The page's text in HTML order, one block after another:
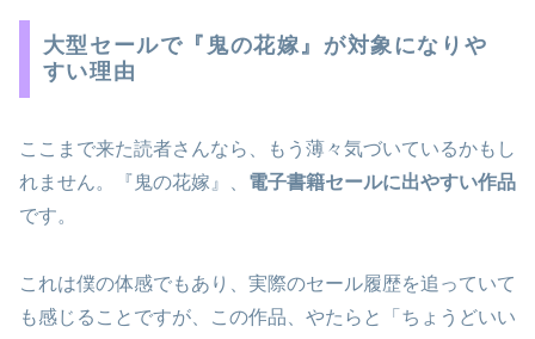
大型セールで『鬼の花嫁』が対象になりや
すい理由
ここまで来た読者さんなら、もう薄々気づいているかもし
れません。『鬼の花嫁』、 電子書籍セールに出やすい作品
です。
これは僕の体感でもあり、実際のセール履歴を追っていて
も感じることですが、この作品、やたらと「ちょうどいい